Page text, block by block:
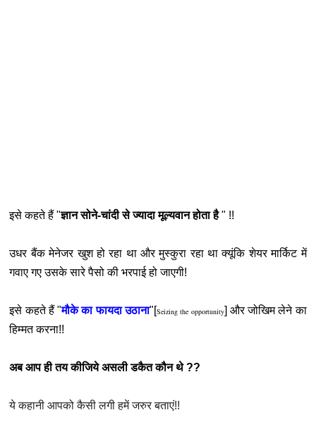
इसे कहते हैं "ज्ञान सोने-चांदी से ज्यादा मूल्यवान होता है" !!
उधर बैंक मेनेजर खुश हो रहा था और मुस्कुरा रहा था क्यूंकि शेयर मार्किट में
गवाए गए उसके सारे पैसो की भरपाई हो जाएगी!
इसे कहते हैं "मौके का फायदा उठाना"[Seizing the opportunity] और जोखिम लेने का
हिम्मत करना!!
अब आप ही तय कीजिये असली डकैत कौन थे ??
ये कहानी आपको कैसी लगी हमें जरुर बताएं!!